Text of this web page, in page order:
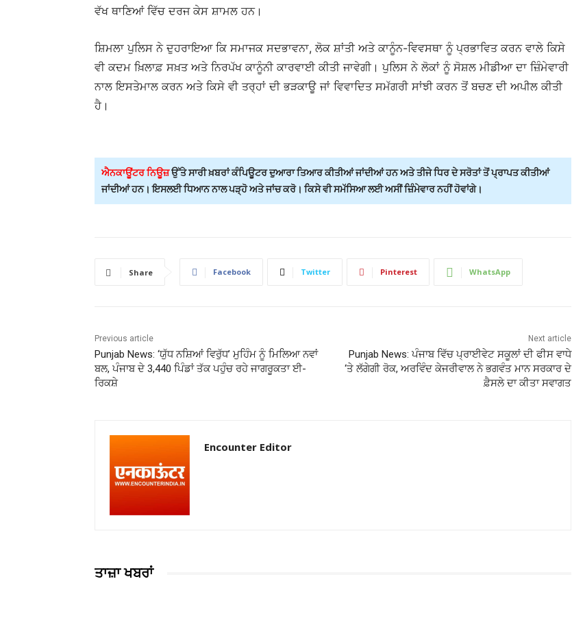
ਵੱਖ ਥਾਣਿਆਂ ਵਿੱਚ ਦਰਜ ਕੇਸ ਸ਼ਾਮਲ ਹਨ।
ਸ਼ਿਮਲਾ ਪੁਲਿਸ ਨੇ ਦੁਹਰਾਇਆ ਕਿ ਸਮਾਜਕ ਸਦਭਾਵਨਾ, ਲੋਕ ਸ਼ਾਂਤੀ ਅਤੇ ਕਾਨੂੰਨ-ਵਿਵਸਥਾ ਨੂੰ ਪ੍ਰਭਾਵਿਤ ਕਰਨ ਵਾਲੇ ਕਿਸੇ
ਵੀ ਕਦਮ ਖ਼ਿਲਾਫ਼ ਸਖ਼ਤ ਅਤੇ ਨਿਰਪੱਖ ਕਾਨੂੰਨੀ ਕਾਰਵਾਈ ਕੀਤੀ ਜਾਵੇਗੀ। ਪੁਲਿਸ ਨੇ ਲੋਕਾਂ ਨੂੰ ਸੋਸ਼ਲ ਮੀਡੀਆ ਦਾ ਜ਼ਿੰਮੇਵਾਰੀ
ਨਾਲ ਇਸਤੇਮਾਲ ਕਰਨ ਅਤੇ ਕਿਸੇ ਵੀ ਤਰ੍ਹਾਂ ਦੀ ਭੜਕਾਊ ਜਾਂ ਵਿਵਾਦਿਤ ਸਮੱਗਰੀ ਸਾਂਝੀ ਕਰਨ ਤੋਂ ਬਚਣ ਦੀ ਅਪੀਲ ਕੀਤੀ
ਹੈ।
ਐਨਕਾਊਂਟਰ ਨਿਊਜ਼ਉੱਤੇ ਸਾਰੀ ਖ਼ਬਰਾਂ ਕੰਪਿਊਟਰ ਦੁਆਰਾ ਤਿਆਰ ਕੀਤੀਆਂ ਜਾਂਦੀਆਂ ਹਨ ਅਤੇ ਤੀਜੇ ਧਿਰ ਦੇ ਸਰੋਤਾਂ ਤੋਂ ਪ੍ਰਾਪਤ ਕੀਤੀਆਂ
ਜਾਂਦੀਆਂ ਹਨ। ਇਸਲਈ ਧਿਆਨ ਨਾਲ ਪੜ੍ਹੋ ਅਤੇ ਜਾਂਚ ਕਰੋ। ਕਿਸੇ ਵੀ ਸਮੱਸਿਆ ਲਈ ਅਸੀਂ ਜ਼ਿੰਮੇਵਾਰ ਨਹੀਂ ਹੋਵਾਂਗੇ।
Share Facebook Twitter Pinterest WhatsApp
Previous article
Punjab News: ‘ਯੁੱਧ ਨਸ਼ਿਆਂ ਵਿਰੁੱਧ’ ਮੁਹਿੰਮ ਨੂੰ ਮਿਲਿਆ ਨਵਾਂ
ਬਲ, ਪੰਜਾਬ ਦੇ 3,440 ਪਿੰਡਾਂ ਤੱਕ ਪਹੁੰਚ ਰਹੇ ਜਾਗਰੂਕਤਾ ਈ-
ਰਿਕਸ਼ੇ
Next article
Punjab News: ਪੰਜਾਬ ਵਿੱਚ ਪ੍ਰਾਈਵੇਟ ਸਕੂਲਾਂ ਦੀ ਫੀਸ ਵਾਧੇ
‘ਤੇ ਲੱਗੇਗੀ ਰੋਕ, ਅਰਵਿੰਦ ਕੇਜਰੀਵਾਲ ਨੇ ਭਗਵੰਤ ਮਾਨ ਸਰਕਾਰ ਦੇ
ਫ਼ੈਸਲੇ ਦਾ ਕੀਤਾ ਸਵਾਗਤ
Encounter Editor
ਤਾਜ਼ਾ ਖਬਰਾਂ